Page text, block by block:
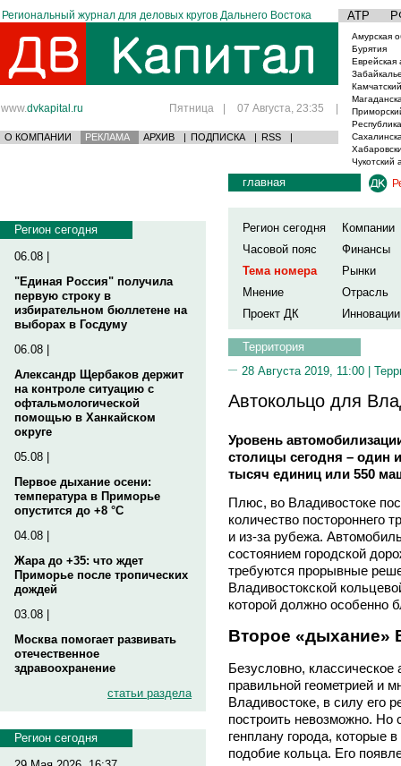
Региональный журнал для деловых кругов Дальнего Востока АТР
www.dvkapital.ru Пятница | 07 Августа, 23:35 |
О КОМПАНИИ РЕКЛАМА АРХИВ | ПОДПИСКА | RSS |
Амурская
Бурятия
Еврейская
Чукотский
Регион сегодня
06.08 |
"Единая Россия" получила
первую строку в
избирательном бюллетене на
выборах в Госдуму
06.08 |
Александр Щербаков держит
на контроле ситуацию с
офтальмологической
помощью в Ханкайском
округе
05.08 |
Первое дыхание осени:
температура в Приморье
опустится до +8 °C
04.08 |
Жара до +35: что ждет
Приморье после тропических
дождей
03.08 |
Москва помогает развивать
отечественное
здравоохранение
статьи раздела
Регион сегодня
главная
Регион сегодня
Компании
Часовой пояс
Финансы
Тема номера
Рынки
Мнение
Отрасль
Проект ДК
Инновации
Территория
28 Августа 2019, 11:00 |
Автокольцо для
Уровень
столицы сегодня – один
тысяч единиц или 550
Плюс, во Владивостоке
количество постороннего
и из-за рубежа.
состоянием городской
требуются прорывные
Владивостокской
которой должно особенно
Второе «дыхание»
Безусловно, классическое
правильной геометрией и
Владивостоке, в силу его
построить невозможно.
генплану города, которые
подобие кольца. Его